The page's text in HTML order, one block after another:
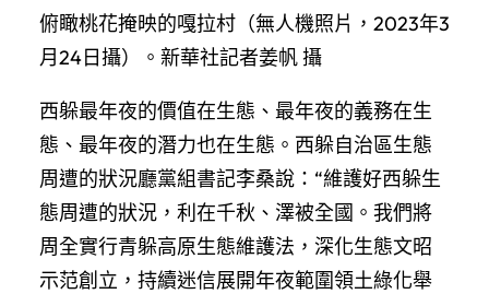
俯瞰桃花掩映的嘎拉村（無人機照片，2023年3
月24日攝）。新華社記者姜帆 攝
西躲最年夜的價值在生態、最年夜的義務在生
態、最年夜的潛力也在生態。西躲自治區生態
周遭的狀況廳黨組書記李桑說：“維護好西躲生
態周遭的狀況，利在千秋、澤被全國。我們將
周全實行青躲高原生態維護法，深化生態文昭
示范創立，持續迷信展開年夜範圍領土綠化舉